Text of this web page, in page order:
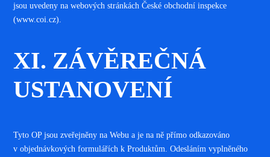
jsou uvedeny na webových stránkách České obchodní inspekce
(www.coi.cz).
XI. ZÁVĚREČNÁ
USTANOVENÍ
Tyto OP jsou zveřejněny na Webu a je na ně přímo odkazováno
v objednávkových formulářích k Produktům. Odesláním vyplněného